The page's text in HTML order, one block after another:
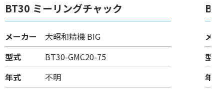
BT30 ミーリングチャック
メーカー
大昭和精機 BIG
型式
BT30-GMC20-75
年式
不明
チ
メー
型式
年式